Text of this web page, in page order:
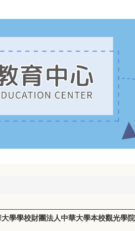
大學學校財團法人中華大學本校觀光